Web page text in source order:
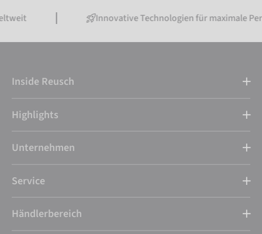
Innovative Technologien für maximale Performance
Inside Reusch
Highlights
Unternehmen
Service
Händlerbereich